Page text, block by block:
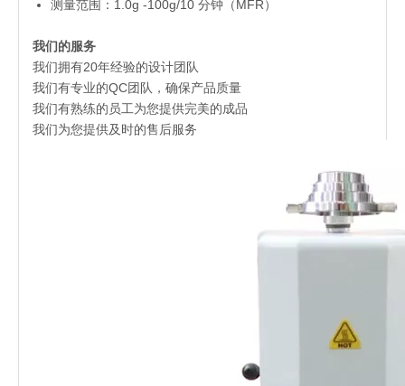
测量范围：1.0g -100g/10 分钟（MFR）
我们的服务
我们拥有20年经验的设计团队
我们有专业的QC团队，确保产品质量
我们有熟练的员工为您提供完美的成品
我们为您提供及时的售后服务